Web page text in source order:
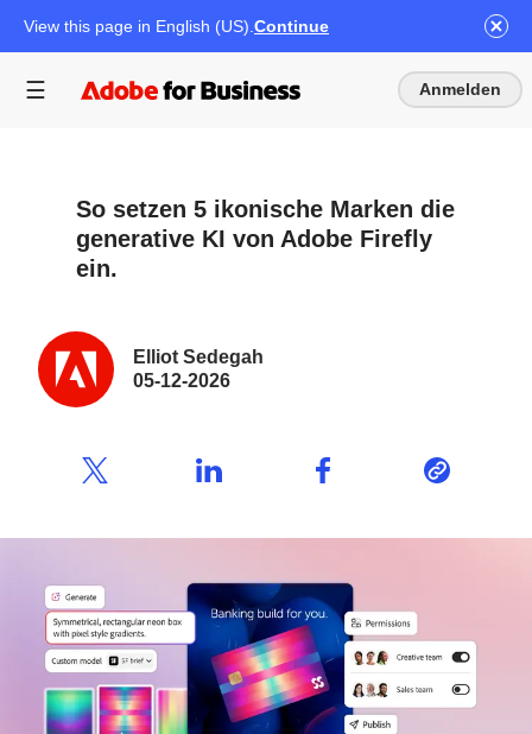
View this page in English (US). Continue
Anmelden
So setzen 5 ikonische Marken die
generative KI von Adobe Firefly
ein.
Elliot Sedegah
05-12-2026